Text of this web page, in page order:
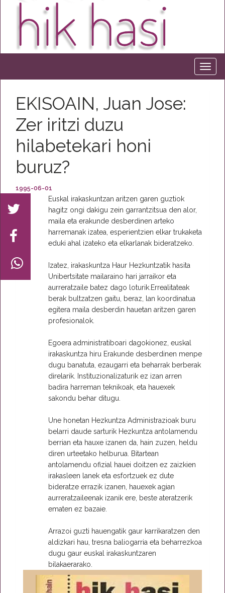
EKISOAIN, Juan Jose:
Zer iritzi duzu
hilabetekari honi
buruz?
1995-06-01
Euskal irakaskuntzan aritzen garen guztiok
hagitz ongi dakigu zein garrantzitsua den alor,
maila eta erakunde desberdinen arteko
harremanak izatea, esperientzien elkar trukaketa
eduki ahal izateko eta elkarlanak bideratzeko.
Izatez, irakaskuntza Haur Hezkuntzatik hasita
Unibertsitate mailaraino hari jarraikor eta
aurreratzaile batez dago loturik.Errealitateak
berak bultzatzen gaitu, beraz, lan koordinatua
egitera maila desberdin hauetan aritzen garen
profesionalok.
Egoera administratiboari dagokionez, euskal
irakaskuntza hiru Erakunde desberdinen menpe
dugu banatuta, ezaugarri eta beharrak berberak
direlarik. Instituzionalizaturik ez izan arren
badira harreman teknikoak, eta hauexek
sakondu behar ditugu.
Une honetan Hezkuntza Administrazioak buru
belarri daude sarturik Hezkuntza antolamendu
berrian eta hauxe izanen da, hain zuzen, heldu
diren urteetako helburua. Bitartean
antolamendu ofizial hauei doitzen ez zaizkien
irakasleen lanek eta esfortzuek ez dute
bideratze errazik izanen, hauexek agian
aurreratzaileenak izanik ere, beste ateratzerik
ematen ez bazaie.
Arrazoi guzti hauengatik gaur karrikaratzen den
aldizkari hau, tresna baliogarria eta beharrezkoa
dugu gaur euskal irakaskuntzaren
bilakaerarako.